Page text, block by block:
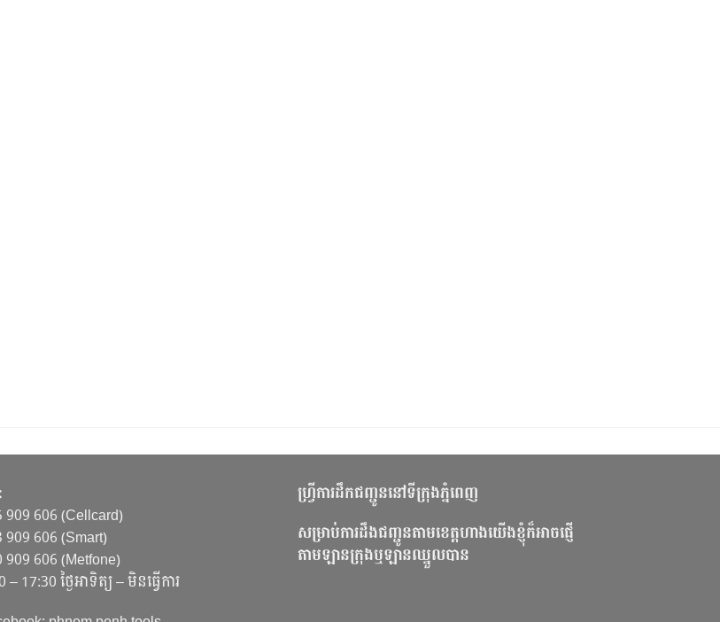
909 606 (Cellcard)
909 606 (Smart)
909 606 (Metfone)
– 17:30 ថ្ងៃអាទិត្យ – មិនធ្វើការ
ហ្វ្រីការដឹកជញ្ជូននៅទីក្រុងភ្នំពេញ
សម្រាប់ការដឹងជញ្ជូនតាមខេត្តហាងយើងខ្ញុំក៏អាចផ្ញើ
តាមឡានក្រុងឬឡានឈ្នួលបាន